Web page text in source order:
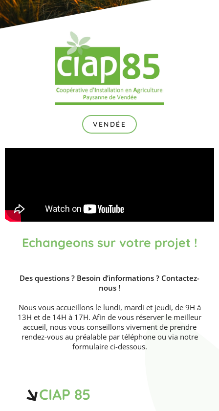
VENDÉE
Echangeons sur votre projet !
Des questions ? Besoin d’informations ? Contactez-
nous !
Nous vous accueillons le lundi, mardi et jeudi, de 9H à
13H et de 14H à 17H. Afin de vous réserver le meilleur
accueil, nous vous conseillons vivement de prendre
rendez-vous au préalable par téléphone ou via notre
formulaire ci-dessous.
CIAP 85